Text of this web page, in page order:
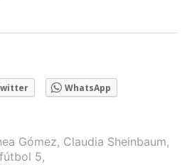
WhatsApp
Gómez, Claudia Sheinbaum,
fútbol 5,